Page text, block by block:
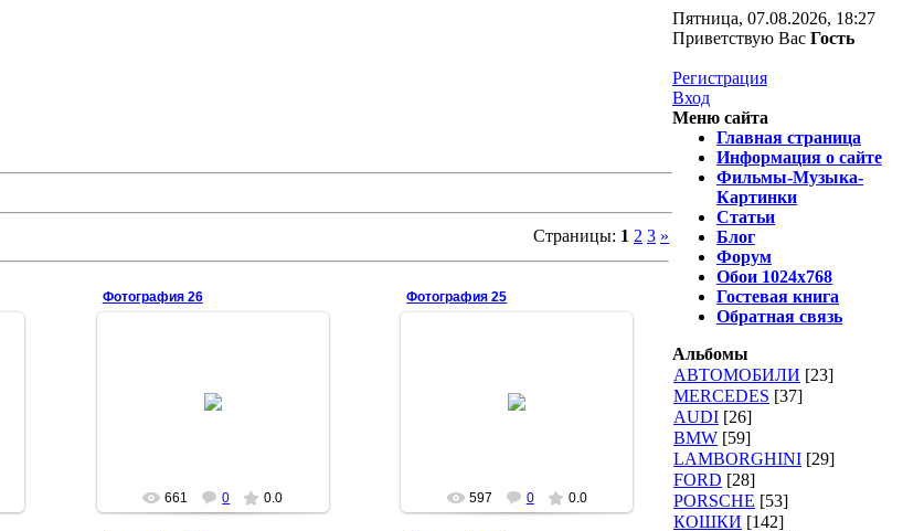
Пятница, 07.08.2026, 18:27
Приветствую Вас Гость
Регистрация
Вход
Страницы: 1 2 3 »
Фотография 26
661 0 0.0
Фотография 25
597 0 0.0
Меню сайта
Главная страница
Информация о сайте
Фильмы-Музыка-
Картинки
Статьи
Блог
Форум
Обои 1024х768
Гостевая книга
Обратная связь
Альбомы
АВТОМОБИЛИ [23]
MERCEDES [37]
AUDI [26]
BMW [59]
LAMBORGHINI [29]
FORD [28]
PORSCHE [53]
КОШКИ [142]